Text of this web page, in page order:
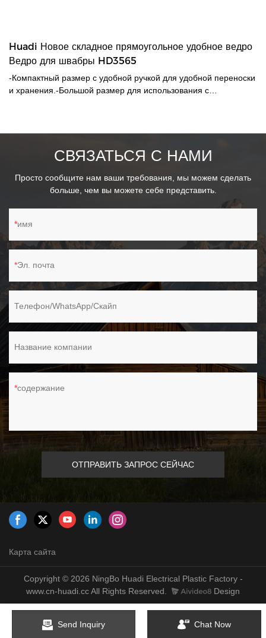
Huadi Новое складное прямоугольное удобное ведро
Ведро для швабры HD3565
-Компактный размер с удобной ручкой для удобной переноски
и хранения.-Большой размер для использования с
СВЯЗАТЬСЯ С НАМИ
Просто сообщите нам ваши требования, мы можем сделать
больше, чем вы можете себе представить.
имя
Эл. почта
Телефон/WhatsApp/Скайп
Название компании
содержание
ОТПРАВИТЬ ЗАПРОС СЕЙЧАС
Карта сайта
Copyright © 2026 NingBo Huadi Electrical Plastic Factory -
www.cn-huadi.cc All Rights Reserved.
Design
Send Inquiry Chat Now